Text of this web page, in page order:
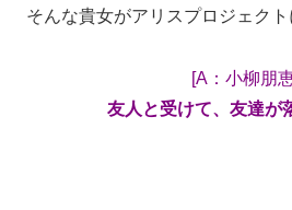
そんな貴女がアリスプロジェク
[A：小柳朋
友人と受けて、友達が